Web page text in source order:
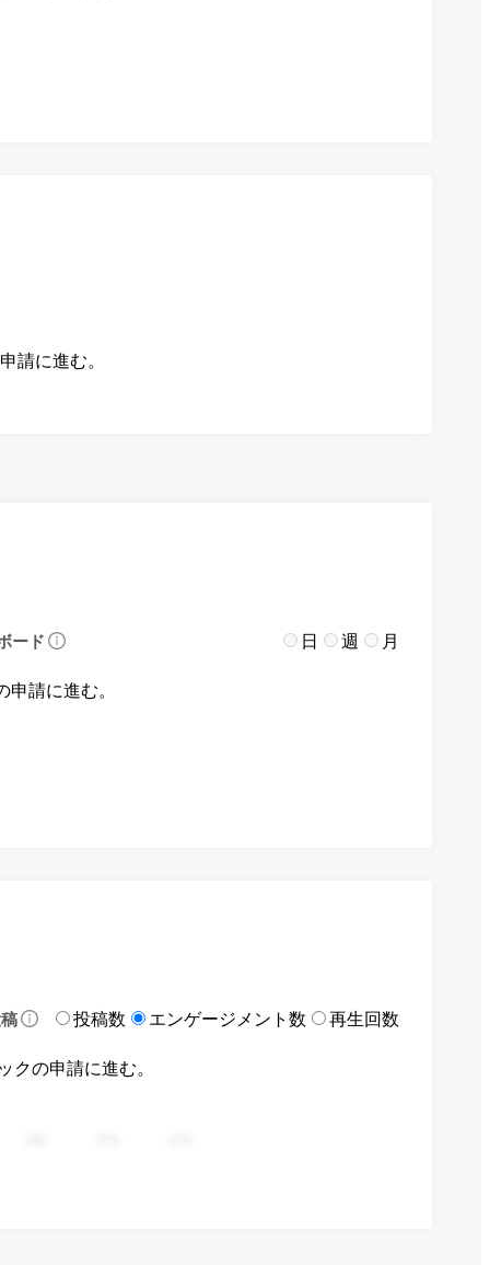
請に進む。
ード 日 週 月
請に進む。
投稿数 エンゲージメント数 再生回数
の申請に進む。